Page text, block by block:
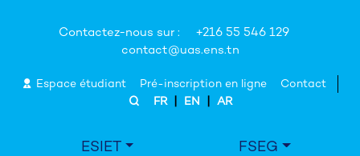
Contactez-nous sur :
+216 55 546 129
contact@uas.ens.tn
Espace étudiant Pré-inscription en ligne
Contact
FR
EN AR
ESIET FSEG